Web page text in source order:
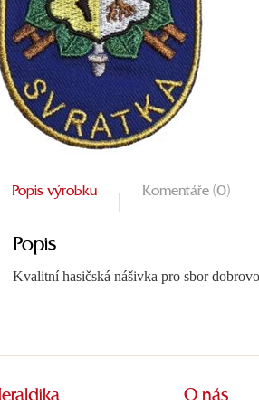
Popis výrobku Komentáře (0)
Popis
Kvalitní hasičská nášivka pro sbor
O nás